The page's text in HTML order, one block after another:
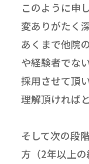
このように申
変ありがたく
あくまで他院
や経験者でな
採用させて頂
理解頂ければ
そして次の段
方（2年以上の